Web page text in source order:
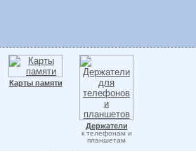
Карты памяти
Держатели
к телефонам и
планшетам